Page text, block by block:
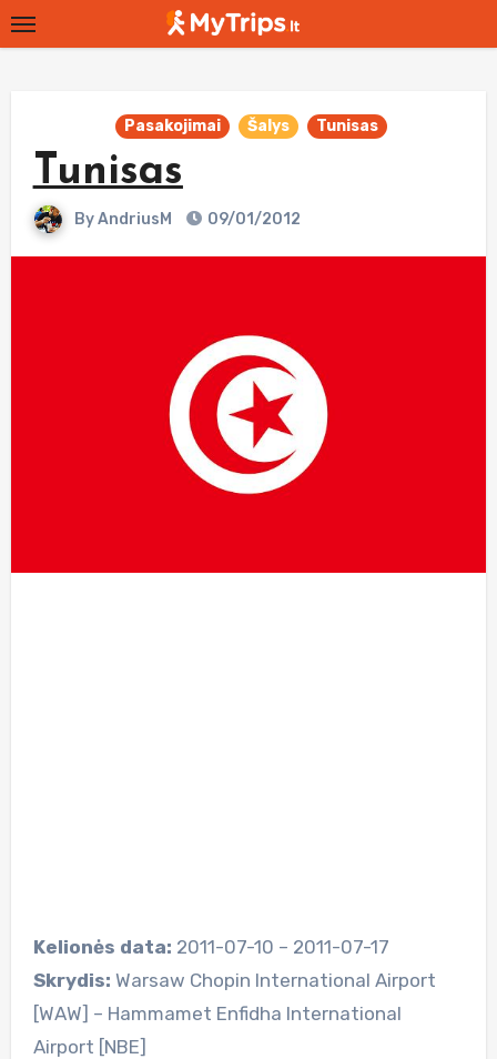
Skip
to
Pasakojimai Šalys Tunisas
Tunisas
ByAndriusM 09/01/2012
Kelionės data: 2011-07-10 – 2011-07-17
Skrydis: Warsaw Chopin International Airport
[WAW] – Hammamet Enfidha International
Airport [NBE]